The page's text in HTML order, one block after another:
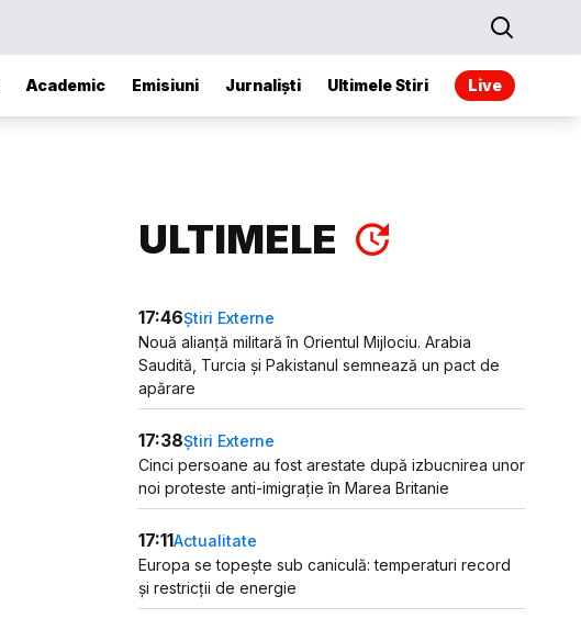
Academic Emisiuni Jurnaliști Ultimele Stiri Live
ULTIMELE
17:46Știri Externe
Nouă alianță militară în Orientul Mijlociu. Arabia
Saudită, Turcia și Pakistanul semnează un pact de
apărare
17:38Știri Externe
Cinci persoane au fost arestate după izbucnirea unor
noi proteste anti-imigrație în Marea Britanie
17:11Actualitate
Europa se topește sub caniculă: temperaturi record
și restricții de energie